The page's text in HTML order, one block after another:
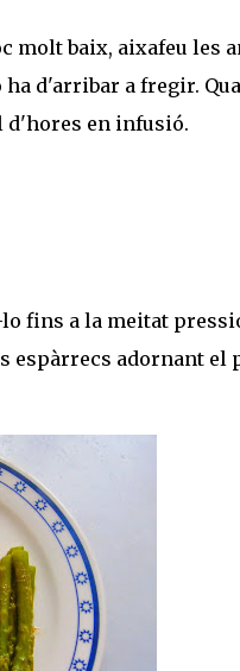
molt baix, aixafeu les
d'arribar a fregir.
d'hores en infusió.
fins a la meitat
espàrrecs adornant el